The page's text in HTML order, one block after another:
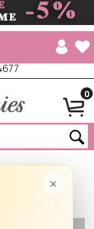
0
×
και στρας 36943